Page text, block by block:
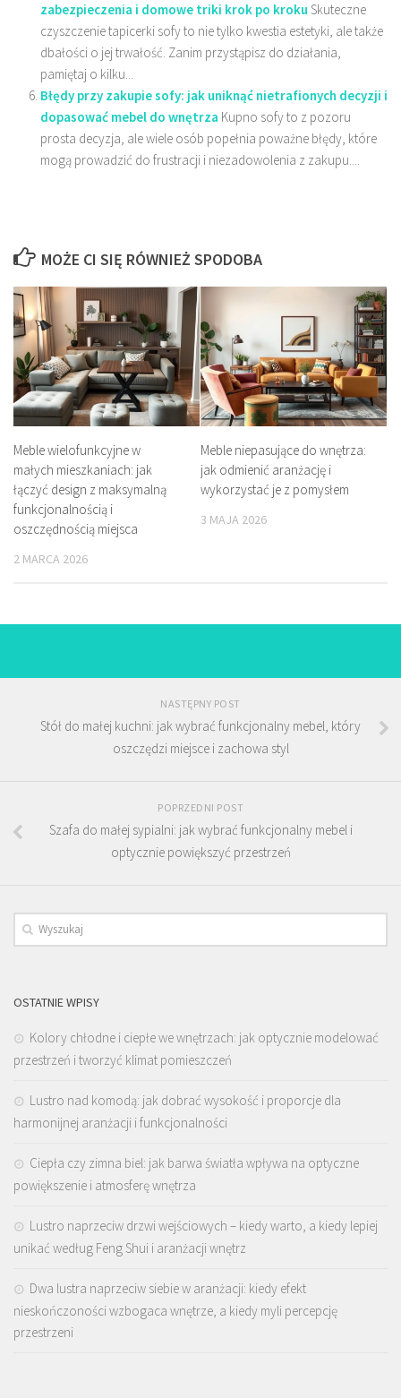
zabezpieczenia i domowe triki krok po kroku Skuteczne
czyszczenie tapicerki sofy to nie tylko kwestia estetyki, ale także
dbałości o jej trwałość. Zanim przystąpisz do działania,
pamiętaj o kilku...
Błędy przy zakupie sofy: jak uniknąć nietrafionych decyzji i
dopasować mebel do wnętrza Kupno sofy to z pozoru
prosta decyzja, ale wiele osób popełnia poważne błędy, które
mogą prowadzić do frustracji i niezadowolenia z zakupu....
MOŻE CI SIĘ RÓWNIEŻ SPODOBA
Meble wielofunkcyjne w
małych mieszkaniach: jak
łączyć design z maksymalną
funkcjonalnością i
oszczędnością miejsca
2 MARCA 2026
Meble niepasujące do wnętrza:
jak odmienić aranżację i
wykorzystać je z pomysłem
3 MAJA 2026
NASTĘPNY POST
Stół do małej kuchni: jak wybrać funkcjonalny mebel, który
oszczędzi miejsce i zachowa styl
POPRZEDNI POST
Szafa do małej sypialni: jak wybrać funkcjonalny mebel i
optycznie powiększyć przestrzeń
OSTATNIE WPISY
Kolory chłodne i ciepłe we wnętrzach: jak optycznie modelować
przestrzeń i tworzyć klimat pomieszczeń
Lustro nad komodą: jak dobrać wysokość i proporcje dla
harmonijnej aranżacji i funkcjonalności
Ciepła czy zimna biel: jak barwa światła wpływa na optyczne
powiększenie i atmosferę wnętrza
Lustro naprzeciw drzwi wejściowych – kiedy warto, a kiedy lepiej
unikać według Feng Shui i aranżacji wnętrz
Dwa lustra naprzeciw siebie w aranżacji: kiedy efekt
nieskończoności wzbogaca wnętrze, a kiedy myli percepcję
przestrzeni